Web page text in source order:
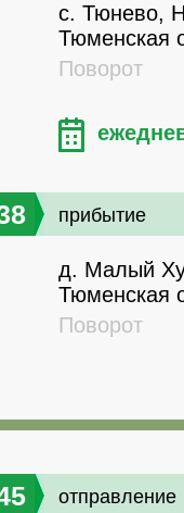
с. Тюнево,
Тюменская
Поворот
прибытие
д. Малый
Тюменская
Поворот
отправление